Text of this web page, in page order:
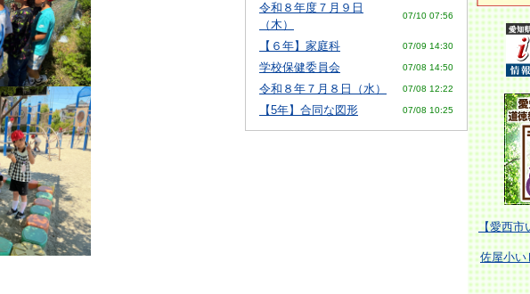
令和８年度７月９日
（木）
07/10 07:56
【６年】家庭科 07/09 14:30
学校保健委員会 07/08 14:50
令和８年７月８日（水） 07/08 12:22
【5年】合同な図形 07/08 10:25
【愛西
佐屋小い